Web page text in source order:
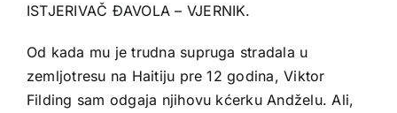
ISTJERIVAČ ĐAVOLA – VJERNIK.
Od kada mu je trudna supruga stradala u
zemljotresu na Haitiju pre 12 godina, Viktor
Filding sam odgaja njihovu kćerku Andželu. Ali,